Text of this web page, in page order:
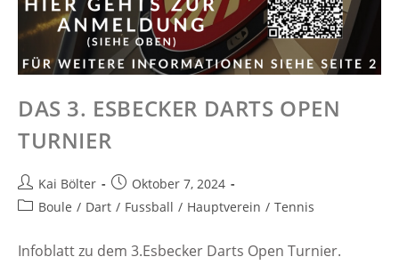
DAS 3. ESBECKER DARTS OPEN
TURNIER
Kai Bölter
Oktober 7, 2024
Boule / Dart / Fussball / Hauptverein / Tennis
Infoblatt zu dem 3.Esbecker Darts Open Turnier.